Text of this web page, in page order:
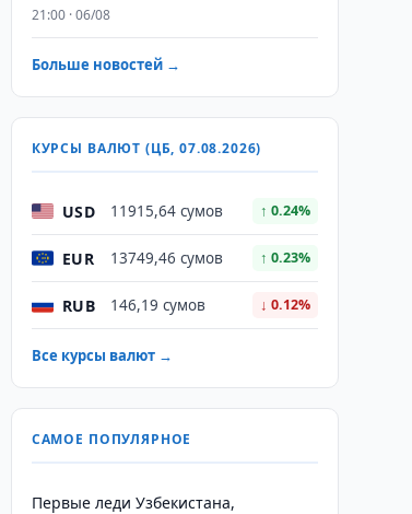
21:00 · 06/08
Больше новостей →
КУРСЫ ВАЛЮТ (ЦБ, 07.08.2026)
USD 11915,64 сумов ↑ 0.24%
EUR 13749,46 сумов ↑ 0.23%
RUB 146,19 сумов ↓ 0.12%
Все курсы валют →
САМОЕ ПОПУЛЯРНОЕ
Первые леди Узбекистана,